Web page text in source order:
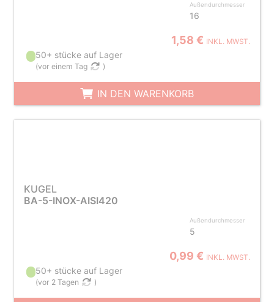
Außendurchmesser
16
1,58 € INKL. MWST.
50+ stücke auf Lager
(vor einem Tag )
IN DEN WARENKORB
KUGEL
BA-5-INOX-AISI420
Außendurchmesser
5
0,99 € INKL. MWST.
50+ stücke auf Lager
(vor 2 Tagen )